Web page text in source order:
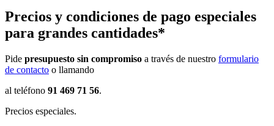
Precios y condiciones de pago especiales
para grandes cantidades*
Pide presupuesto sin compromiso a través de nuestro formulario
de contacto o llamando
al teléfono 91 469 71 56.
Precios especiales.